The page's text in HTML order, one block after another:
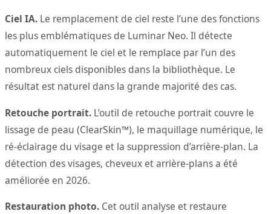
Ciel IA. Le remplacement de ciel reste l’une des fonctions
les plus emblématiques de Luminar Neo. Il détecte
automatiquement le ciel et le remplace par l’un des
nombreux ciels disponibles dans la bibliothèque. Le
résultat est naturel dans la grande majorité des cas.
Retouche portrait. L’outil de retouche portrait couvre le
lissage de peau (ClearSkin™), le maquillage numérique, le
ré-éclairage du visage et la suppression d’arrière-plan. La
détection des visages, cheveux et arrière-plans a été
améliorée en 2026.
Restauration photo. Cet outil analyse et restaure